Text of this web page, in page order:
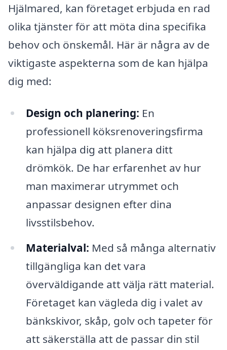
Hjälmared, kan företaget erbjuda en rad
olika tjänster för att möta dina specifika
behov och önskemål. Här är några av de
viktigaste aspekterna som de kan hjälpa
dig med:
Design och planering: En
professionell köksrenoveringsfirma
kan hjälpa dig att planera ditt
drömkök. De har erfarenhet av hur
man maximerar utrymmet och
anpassar designen efter dina
livsstilsbehov.
Materialval: Med så många alternativ
tillgängliga kan det vara
överväldigande att välja rätt material.
Företaget kan vägleda dig i valet av
bänkskivor, skåp, golv och tapeter för
att säkerställa att de passar din stil